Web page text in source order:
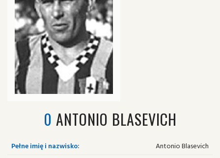
0 ANTONIO BLASEVICH
Pełne imię i nazwisko:
Antonio Blasevich